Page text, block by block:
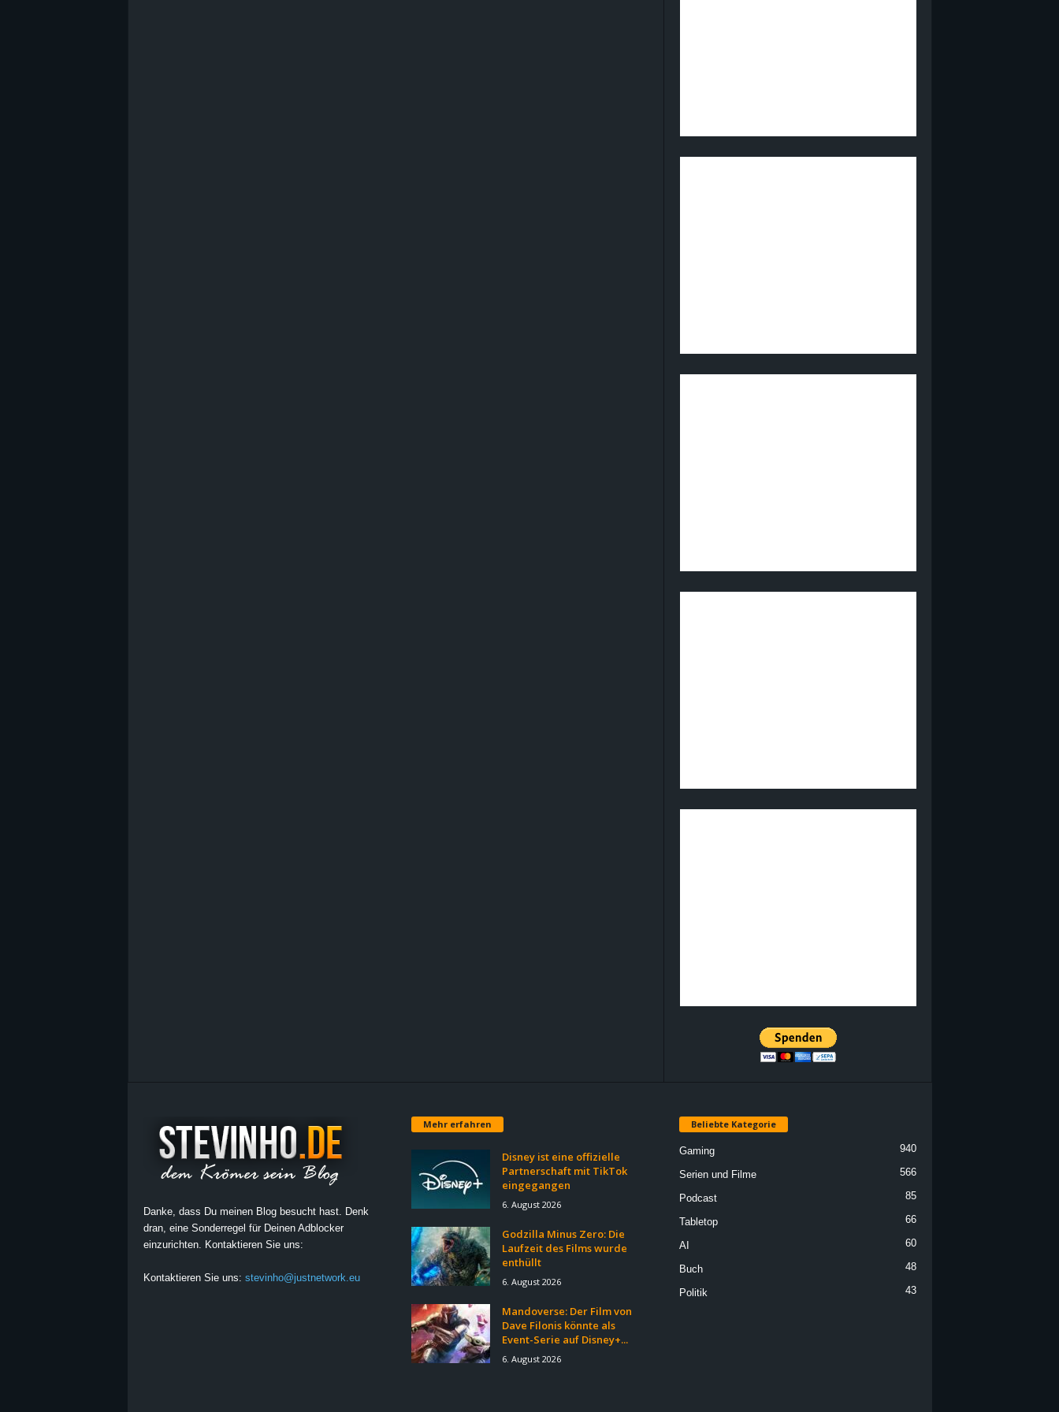
Danke, dass Du meinen Blog besucht hast. Denk
dran, eine Sonderregel für Deinen Adblocker
einzurichten. Kontaktieren Sie uns:
Kontaktieren Sie uns: stevinho@justnetwork.eu
Mehr erfahren
Disney ist eine offizielle
Partnerschaft mit TikTok
eingegangen
6. August 2026
Godzilla Minus Zero: Die
Laufzeit des Films wurde
enthüllt
6. August 2026
Mandoverse: Der Film von
Dave Filonis könnte als
Event-Serie auf Disney+...
6. August 2026
Beliebte Kategorie
Gaming 940
Serien und Filme 566
Podcast 85
Tabletop 66
AI 60
Buch 48
Politik 43